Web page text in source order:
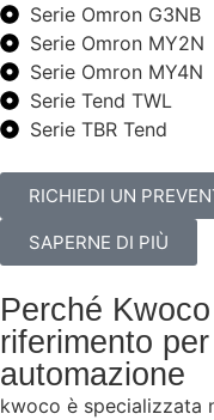
Serie Omron G3NB
Serie Omron MY2N
Serie Omron MY4N
Serie Tend TWL
Serie TBR Tend
RICHIEDI UN
SAPERNE DI PIÙ
Perché
riferimento
automazione
kwoco è specializzata